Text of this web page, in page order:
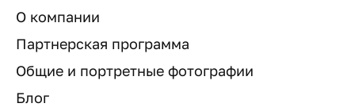
О компании
Партнерская программа
Общие и портретные фотографии
Блог